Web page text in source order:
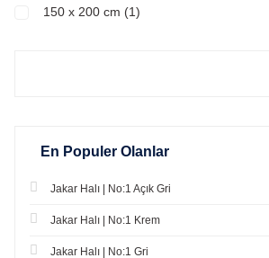
+ 50x60cm)) (3)
80 x 150 cm (2)
150 x 200 cm (1)
En Populer Olanlar
Jakar Halı | No:1 Açık Gri
Jakar Halı | No:1 Krem
Jakar Halı | No:1 Gri